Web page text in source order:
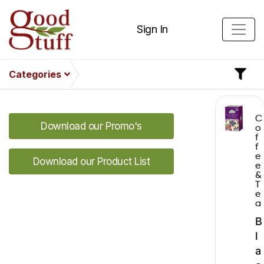
Sign In
Categories
Download our Promo's
Download our Product List
C
o
f
f
e
e
&
T
e
a
B
l
a